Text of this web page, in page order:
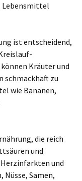
Lebensmittel
ist entscheidend,
Kräuter und
schmackhaft zu
wie Bananen,
die reich
und
und
Samen,